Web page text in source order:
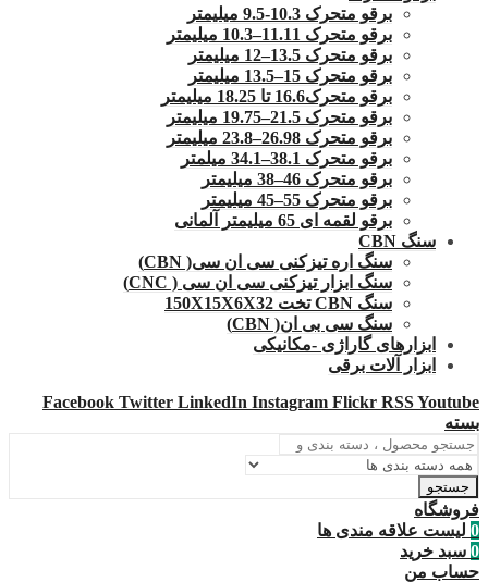
برقو متحرک 10.3-9.5 میلیمتر
برقو متحرک 11.11–10.3 میلیمتر
برقو متحرک 13.5–12 میلیمتر
برقو متحرک 15–13.5 میلیمتر
برقو متحرک16.6 تا 18.25 میلیمتر
برقو متحرک 21.5–19.75 میلیمتر
برقو متحرک 26.98–23.8 میلیمتر
برقو متحرک 38.1–34.1 میلمتر
برقو متحرک 46–38 میلیمتر
برقو متحرک 55–45 میلیمتر
برقو لقمه ای 65 میلیمتر آلمانی
سنگ CBN
سنگ اره تیزکنی سی ان سی( CBN)
سنگ ابزار تیزکنی سی ان سی ( CNC)
سنگ CBN تخت 150X15X6X32
سنگ سی بی ان( CBN)
ابزارهای گاراژی -مکانیکی
ابزار آلات برقی
Facebook Twitter LinkedIn Instagram Flickr RSSYoutube
بسته
جستجو
فروشگاه
0 لیست علاقه مندی ها
0 سبد خرید
حساب من